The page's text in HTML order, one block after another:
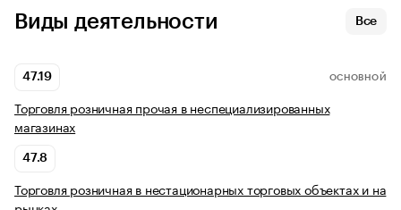
Виды деятельности Все
47.19 ОСНОВНОЙ
Торговля розничная прочая в неспециализированных
магазинах
47.8
Торговля розничная в нестационарных торговых объектах и на